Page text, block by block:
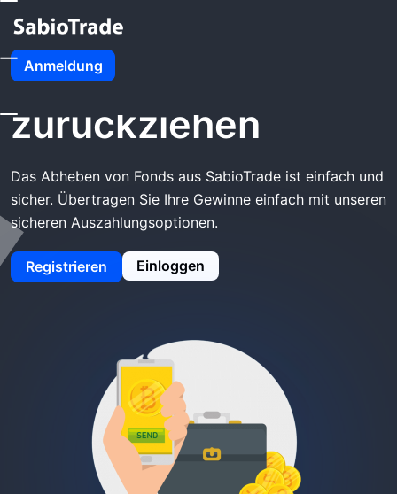
Anmeldung
Startseite SabioTrade Zurückziehen
SabioTrade
zurückziehen
Das Abheben von Fonds aus SabioTrade ist einfach und
sicher. Übertragen Sie Ihre Gewinne einfach mit unseren
sicheren Auszahlungsoptionen.
Registrieren Einloggen